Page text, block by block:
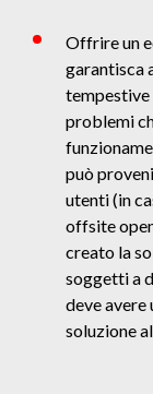
Offrire un
garantisca
problemi
può
utenti (in
offsite
creato la
soggetti a
deve avere
soluzione